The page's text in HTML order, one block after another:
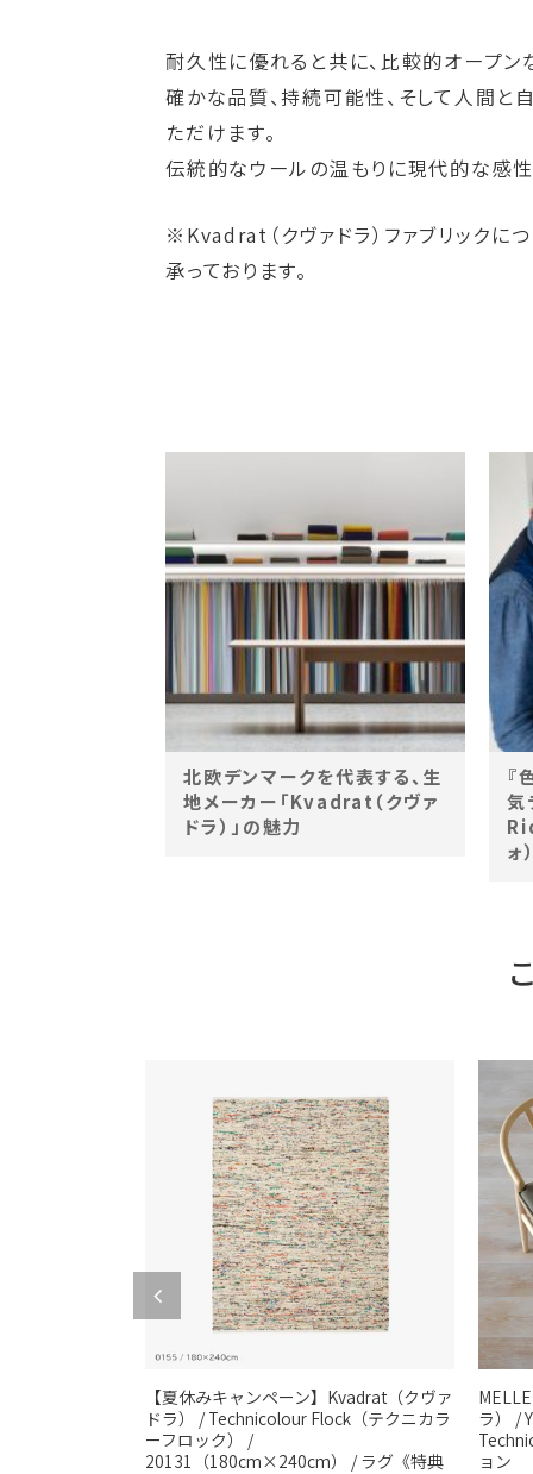
耐久性に優れると共に、比較的オープ
確かな品質、持続可能性、そして人間
ただけます。
伝統的なウールの温もりに現代的な感
※Kvadrat（クヴァドラ）ファブリック
承っております。
北欧デンマークを代表する、生
地メーカー「Kvadrat（クヴァ
ドラ）」の魅力
気
ォ
【夏休みキャンペーン】Kvadrat（クヴァ
ドラ） / Technicolour Flock（テクニカラ
ーフロック） /
20131（180cm×240cm） / ラグ《特典
ラ） /
ョン